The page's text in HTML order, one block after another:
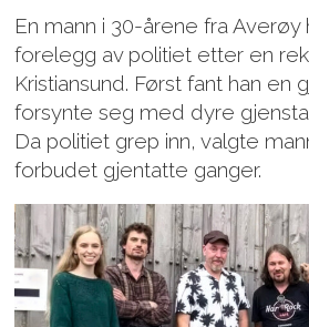
En mann i 30-årene fra Averøy
forelegg av politiet etter en
Kristiansund. Først fant han en
forsynte seg med dyre
Da politiet grep inn, valgte
forbudet gjentatte ganger.